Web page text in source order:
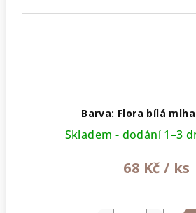
Barva: Flora bílá
Skladem - dodání 1–3
68 Kč / ks